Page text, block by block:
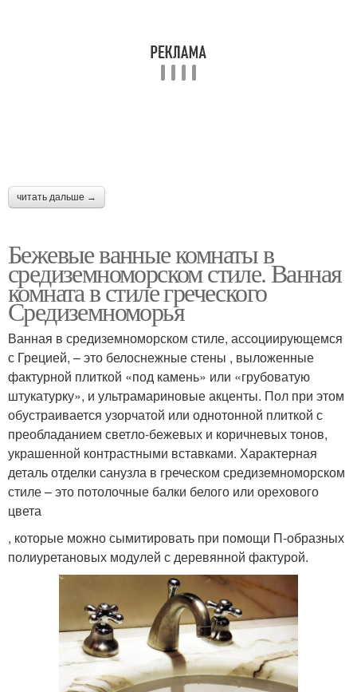
читать дальше →
Бежевые ванные комнаты в
средиземноморском стиле. Ванная
комната в стиле греческого
Средиземноморья
Ванная в средиземноморском стиле, ассоциирующемся
с Грецией, – это белоснежные стены , выложенные
фактурной плиткой «под камень» или «грубоватую
штукатурку», и ультрамариновые акценты. Пол при этом
обустраивается узорчатой или однотонной плиткой с
преобладанием светло-бежевых и коричневых тонов,
украшенной контрастными вставками. Характерная
деталь отделки санузла в греческом средиземноморском
стиле – это потолочные балки белого или орехового
цвета
, которые можно сымитировать при помощи П-образных
полиуретановых модулей с деревянной фактурой.